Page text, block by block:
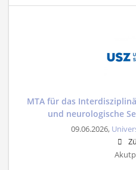
MTA für das
und neurologische
09.06.2026,